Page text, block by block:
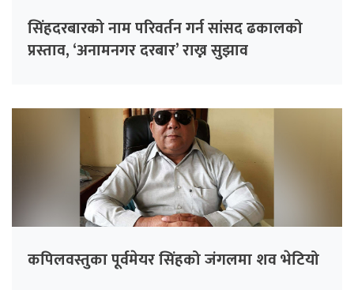
सिंहदरबारको नाम परिवर्तन गर्न सांसद ढकालको
प्रस्ताव, ‘अनामनगर दरबार’ राख्न सुझाव
कपिलवस्तुका पूर्वमेयर सिंहको जंगलमा शव भेटियो